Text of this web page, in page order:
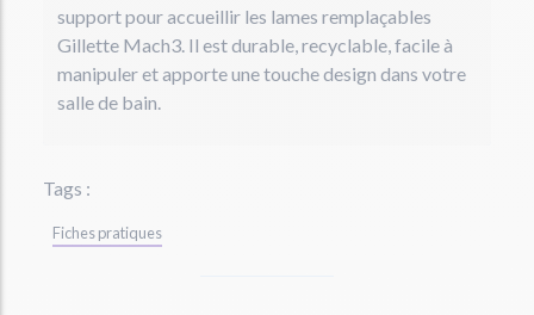
support pour accueillir les lames remplaçables
Gillette Mach3. Il est durable, recyclable, facile à
manipuler et apporte une touche design dans votre
salle de bain.
Tags :
Fiches pratiques